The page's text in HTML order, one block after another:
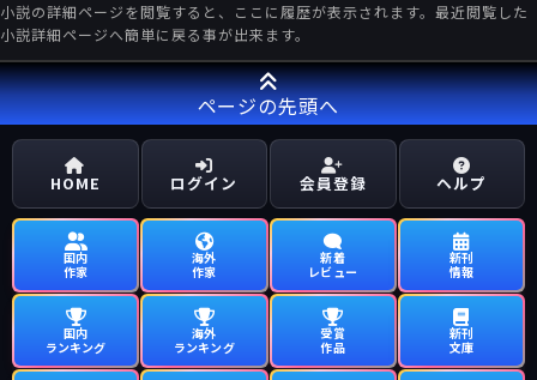
小説の詳細ページを閲覧すると、ここに履歴が表示されます。最近閲覧した
小説詳細ページへ簡単に戻る事が出来ます。
ページの先頭へ
HOME ログイン 会員登録 ヘルプ
国内
作家
海外
作家
新着
レビュー
新刊
情報
国内
ランキング
海外
ランキング
受賞
作品
新刊
文庫